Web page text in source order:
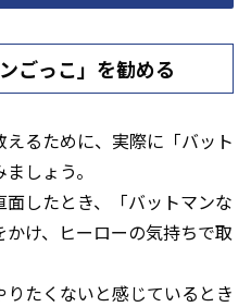
ごっこ」を勧める
るために、実際に「バット
しょう。
したとき、「バットマンな
け、ヒーローの気持ちで取
たくないと感じているとき